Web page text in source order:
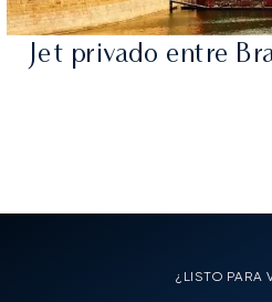
Jet privado entre
¿LISTO PARA